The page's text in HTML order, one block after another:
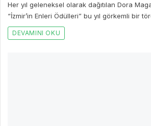
Her yıl geleneksel olarak dağıtılan Dora
“İzmir’in Enleri Ödülleri” bu yıl görkemli bir
DEVAMINI OKU